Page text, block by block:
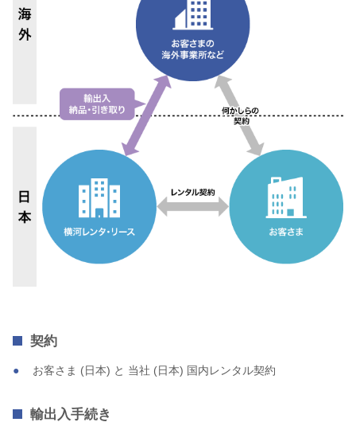
契約
お客さま (日本) と 当社 (日本) 国内レンタル契約
輸出入手続き